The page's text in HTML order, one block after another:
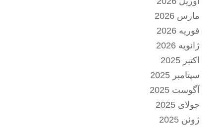
مارس 2026
فوریه 2026
ژانویه 2026
اکتبر 2025
سپتامبر 2025
آگوست 2025
جولای 2025
ژوئن 2025